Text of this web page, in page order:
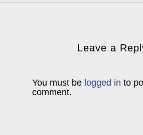
Leave a
You must be logged in to
comment.